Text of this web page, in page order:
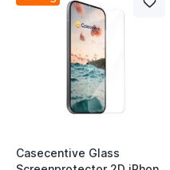
Casecentive Glass